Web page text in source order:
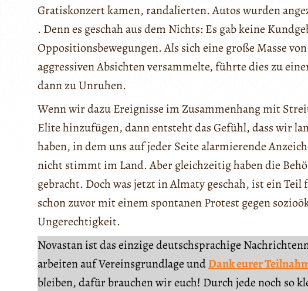
Gratiskonzert kamen, randalierten. Autos wurden
. Denn es geschah aus dem Nichts: Es gab keine
Oppositionsbewegungen. Als sich eine große Masse
aggressiven Absichten versammelte, führte dies zu
dann zu Unruhen.
Wenn wir dazu Ereignisse im Zusammenhang mit
Elite hinzufügen, dann entsteht das Gefühl, dass wir
haben, in dem uns auf jeder Seite alarmierende
nicht stimmt im Land. Aber gleichzeitig haben die
gebracht. Doch was jetzt in Almaty geschah, ist ein
schon zuvor mit einem spontanen Protest gegen
Ungerechtigkeit.
Novastan ist das einzige deutschsprachige
arbeiten auf Vereinsgrundlage undDank eurer
bleiben, dafür brauchen wir euch! Durch jede noch so